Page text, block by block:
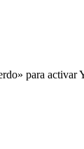
para activar